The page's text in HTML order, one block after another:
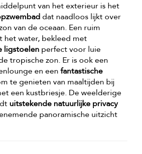
van het exterieur is het
dat naadloos lijkt over
van de oceaan. Een ruim
het water, bekleed met
ligstoelen perfect voor luie
tropische zon. Er is ook een
en een fantastische
te genieten van maaltijden bij
een kustbriesje. De weelderige
uitstekende natuurlijke privacy
panoramische uitzicht